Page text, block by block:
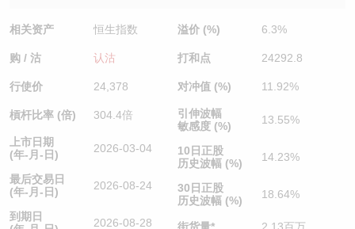
相关资产 恒生指数
购 / 沽 认沽
行使价 24,378
槓杆比率 (倍) 304.4倍
上市日期
(年-月-日)
2026-03-04
最后交易日
(年-月-日)
2026-08-24
到期日
2026-08-28
溢价 (%) 6.3%
打和点 24292.8
对冲值 (%) 11.92%
引伸波幅
敏感度 (%)
13.55%
10日正股
历史波幅 (%)
14.23%
30日正股
历史波幅 (%)
18.64%